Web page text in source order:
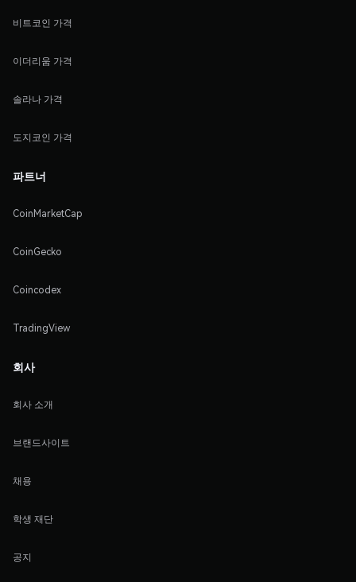
비트코인 가격
이더리움 가격
솔라나 가격
도지코인 가격
파트너
CoinMarketCap
CoinGecko
Coincodex
TradingView
회사
회사 소개
브랜드사이트
채용
학생 재단
공지